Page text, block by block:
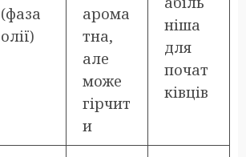
(фаза
олії)
арома
тна,
але
може
гірчит
и
ніша
для
почат
ківців